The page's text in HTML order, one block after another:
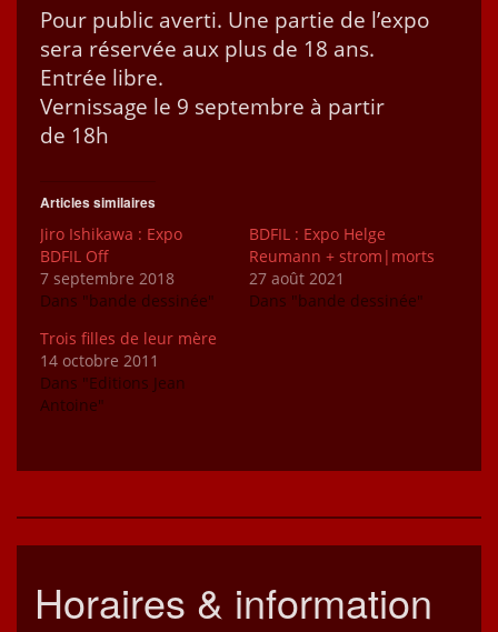
Pour pub­lic aver­ti. Une par­tie de l’ex­po
sera réservée aux plus de 18 ans.
Entrée libre.
Vernissage le 9 sep­tem­bre à par­tir
de 18h
Articles similaires
Jiro Ishikawa : Expo
BDFIL Off
7 septembre 2018
Dans "bande dessinée"
BDFIL : Expo Helge
Reumann + strom|morts
27 août 2021
Dans "bande dessinée"
Trois filles de leur mère
14 octobre 2011
Dans "Editions Jean
Antoine"
Horaires & information